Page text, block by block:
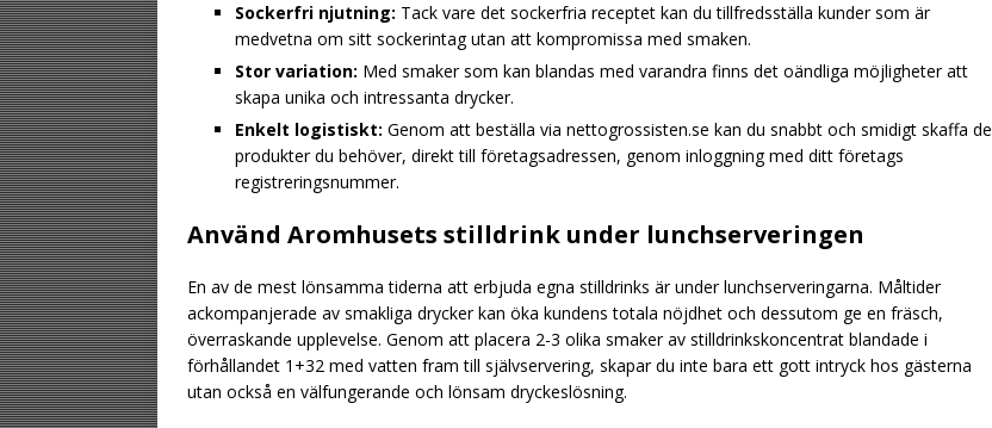
Sockerfri njutning: Tack vare det sockerfria receptet kan du tillfredsställa kunder som är
medvetna om sitt sockerintag utan att kompromissa med smaken.
Stor variation: Med smaker som kan blandas med varandra finns det oändliga möjligheter att
skapa unika och intressanta drycker.
Enkelt logistiskt: Genom att beställa via nettogrossisten.se kan du snabbt och smidigt skaffa de
produkter du behöver, direkt till företagsadressen, genom inloggning med ditt företags
registreringsnummer.
Använd Aromhusets stilldrink under lunchserveringen
En av de mest lönsamma tiderna att erbjuda egna stilldrinks är under lunchserveringarna. Måltider
ackompanjerade av smakliga drycker kan öka kundens totala nöjdhet och dessutom ge en fräsch,
överraskande upplevelse. Genom att placera 2-3 olika smaker av stilldrinkskoncentrat blandade i
förhållandet 1+32 med vatten fram till självservering, skapar du inte bara ett gott intryck hos gästerna
utan också en välfungerande och lönsam dryckeslösning.